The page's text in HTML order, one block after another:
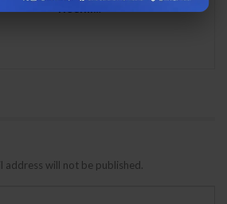
Resmi…
address will not be published.